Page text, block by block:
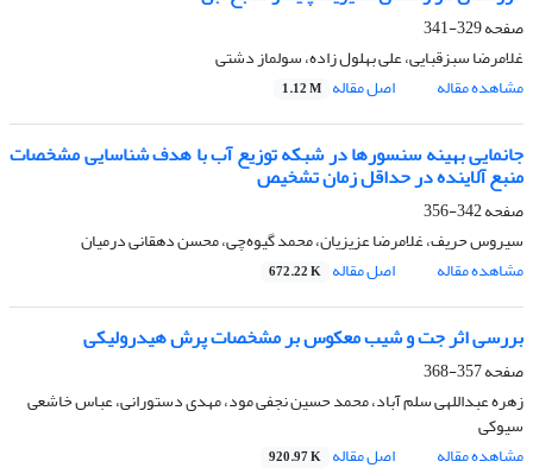
صفحه329-341
غلامرضا سبزقبایی، علی بهلول زاده، سولماز دشتی
مشاهده مقاله
اصل مقاله 1.12 M
جانمایی بهینه سنسورها در شبکه توزیع آب با هدف شناسایی مشخصات
منبع آلاینده در حداقل زمان تشخیص
صفحه342-356
سیروس حریف، غلامرضا عزیزیان، محمد گیوه‌چی، محسن دهقانی درمیان
مشاهده مقاله
اصل مقاله 672.22 K
بررسی اثر جت و شیب معکوس بر مشخصات پرش هیدرولیکی
صفحه357-368
زهره عبداللهی سلم آباد، محمد حسین نجفی مود، مهدی دستورانی، عباس خاشعی
سیوکی
مشاهده مقاله
اصل مقاله 920.97 K